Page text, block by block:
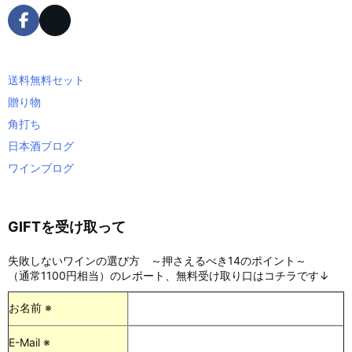
送料無料セット
贈り物
角打ち
日本酒ブログ
ワインブログ
GIFTを受け取って
失敗しないワインの選び方 ～押さえるべき14のポイント～
（通常1100円相当）のレポート、無料受け取り口はコチラです↓
お名前 ※
E-Mail ※